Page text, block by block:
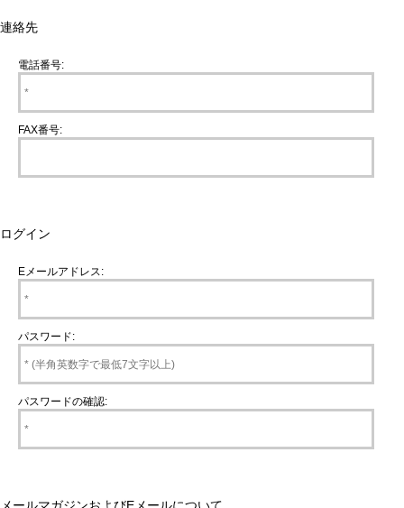
連絡先
電話番号:
FAX番号:
ログイン
Eメールアドレス:
パスワード:
パスワードの確認: